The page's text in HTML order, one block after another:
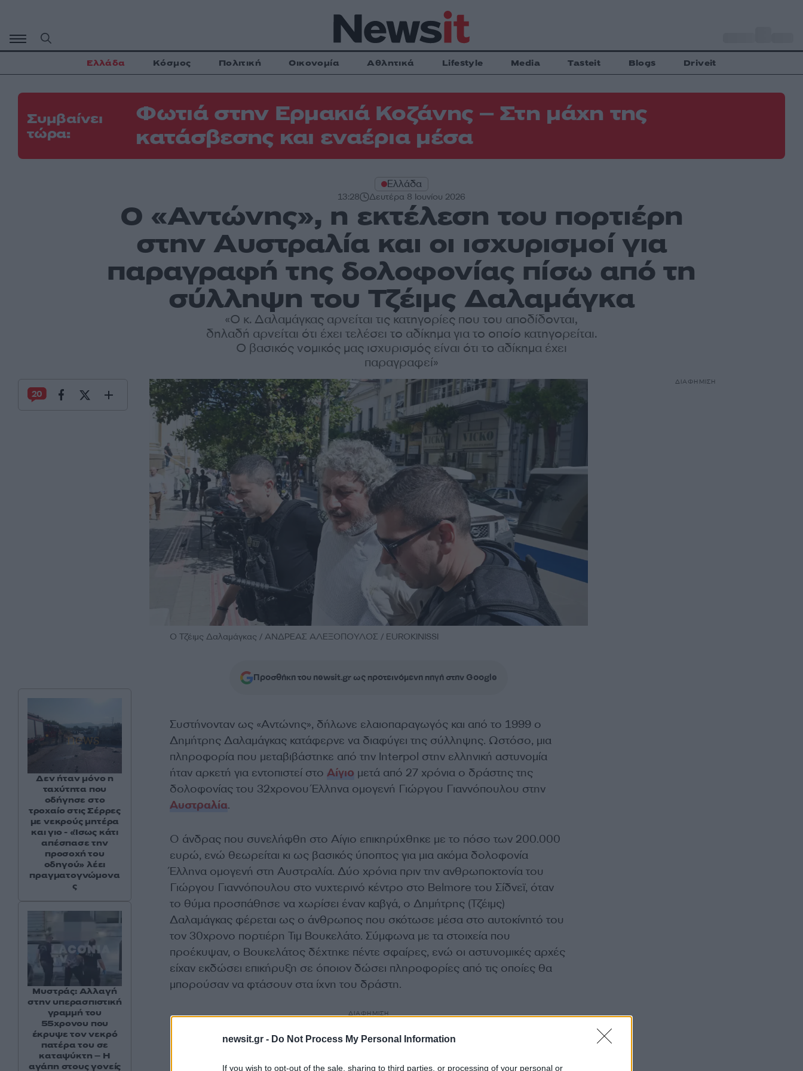
newsit.gr - Do Not Process My Personal Information
If you wish to opt-out of the sale, sharing to third parties, or processing of your personal or
περιεχόμενο
Ελλάδα Κόσμος Πολιτική Οικονομία Αθλητικά Lifestyle Media Tasteit Blogs Driveit
Συμβαίνει
τώρα:
Φωτιά στην Ερμακιά Κοζάνης – Στη μάχη της
κατάσβεσης και εναέρια μέσα
Ελλάδα
13:28 Δευτέρα 8 Ιουνίου 2026
Ο «Αντώνης», η εκτέλεση του πορτιέρη
στην Αυστραλία και οι ισχυρισμοί για
παραγραφή της δολοφονίας πίσω από τη
σύλληψη του Τζέιμς Δαλαμάγκα
«Ο κ. Δαλαμάγκας αρνείται τις κατηγορίες που του αποδίδονται,
δηλαδή αρνείται ότι έχει τελέσει το αδίκημα για το οποίο κατηγορείται.
Ο βασικός νομικός μας ισχυρισμός είναι ότι το αδίκημα έχει
παραγραφεί»
Ο Τζέιμς Δαλαμάγκας / ΑΝΔΡΕΑΣ ΑΛΕΞΟΠΟΥΛΟΣ / EUROKINISSI
Προσθήκη του newsit.gr ως προτεινόμενη πηγή στην Google
Συστήνονταν ως «Αντώνης», δήλωνε ελαιοπαραγωγός και από το 1999 ο
Δημήτρης Δαλαμάγκας κατάφερνε να διαφύγει της σύλληψης. Ωστόσο, μια
πληροφορία που μεταβιβάστηκε από την Interpol στην ελληνική αστυνομία
ήταν αρκετή για εντοπιστεί στο Αίγιο μετά από 27 χρόνια ο δράστης της
δολοφονίας του 32χρονου Έλληνα ομογενή Γιώργου Γιαννόπουλου στην
Αυστραλία.
Ο άνδρας που συνελήφθη στο Αίγιο επικηρύχθηκε με το πόσο των 200.000
ευρώ, ενώ θεωρείται κι ως βασικός ύποπτος για μια ακόμα δολοφονία
Έλληνα ομογενή στη Αυστραλία. Δύο χρόνια πριν την ανθρωποκτονία του
Γιώργου Γιαννόπουλου στο νυχτερινό κέντρο στο Belmore του Σίδνεϊ, όταν
το θύμα προσπάθησε να χωρίσει έναν καβγά, ο Δημήτρης (Τζέιμς)
Δαλαμάγκας φέρεται ως ο άνθρωπος που σκότωσε μέσα στο αυτοκίνητό του
τον 30χρονο πορτιέρη Τιμ Βουκελάτο. Σύμφωνα με τα στοιχεία που
προέκυψαν, ο Βουκελάτος δέχτηκε πέντε σφαίρες, ενώ οι αστυνομικές αρχές
είχαν εκδώσει επικήρυξη σε όποιον δώσει πληροφορίες από τις οποίες θα
μπορούσαν να φτάσουν στα ίχνη του δράστη.
ΔΙΑΦΗΜΙΣΗ
20
Δεν ήταν μόνο η
ταχύτητα που
οδήγησε στο
τροχαίο στις Σέρρες
με νεκρούς μητέρα
και γιο - «Ίσως κάτι
απέσπασε την
προσοχή του
οδηγού» λέει
πραγματογνώμονα
ς
Μυστράς: Αλλαγή
στην υπερασπιστική
γραμμή του
55χρονου που
έκρυψε τον νεκρό
πατέρα του σε
καταψύκτη – Η
αγάπη στους γονείς
ΔΙΑΦΗΜΙΣΗ